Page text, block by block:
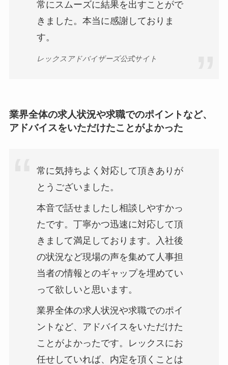
常にスムーズに結果を出すことがで
きました。本当に感謝しておりま
す。
レックスアドバイザーズ公式サイト
業界全体の求人状況や求職でのポイントなど、
アドバイスをいただけたことがよかった
常に気持ちよく対応して頂きありが
とうございました。
本音で話せましたし相談しやすかっ
たです。丁寧かつ迅速に対応して頂
きまして満足しております。入社後
の状況など現場の声を集めて人事担
当者の情報とのギャップを埋めてい
って欲しいと思います。
業界全体の求人状況や求職でのポイ
ントなど、アドバイスをいただけた
ことがよかったです。レックスにお
任せしていれば、内定を頂くことは